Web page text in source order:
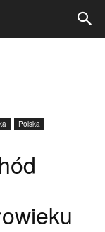
Polska